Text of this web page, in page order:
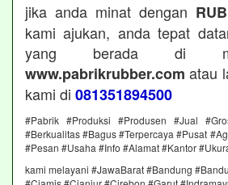
jika anda minat dengan
kami ajukan, anda tepat
yang berada di
www.pabrikrubber.com atau
kami di 081351894500
#Pabrik #Produksi #Produsen #Jual
#Berkualitas #Bagus #Terpercaya #Pusat
#Pesan #Usaha #Info #Alamat #Kantor
kami melayani #JawaBarat #Bandung